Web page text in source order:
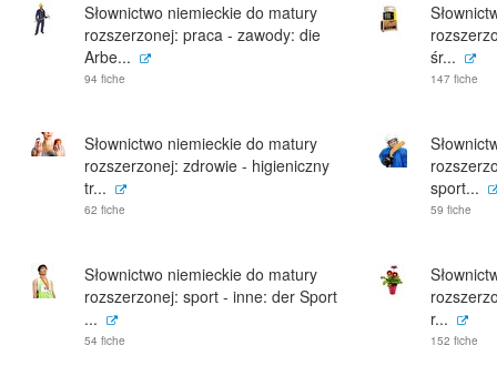
Słownictwo niemieckie do matury
rozszerzonej: praca - zawody: die
Arbe...
94 fiche
śr...
147 fiche
Słownictwo niemieckie do matury
rozszerzonej: zdrowie - higieniczny
tr...
62 fiche
sport...
59 fiche
Słownictwo niemieckie do matury
rozszerzonej: sport - inne: der Sport
...
54 fiche
r...
152 fiche